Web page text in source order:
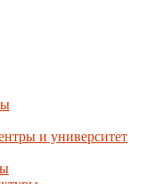
и университет